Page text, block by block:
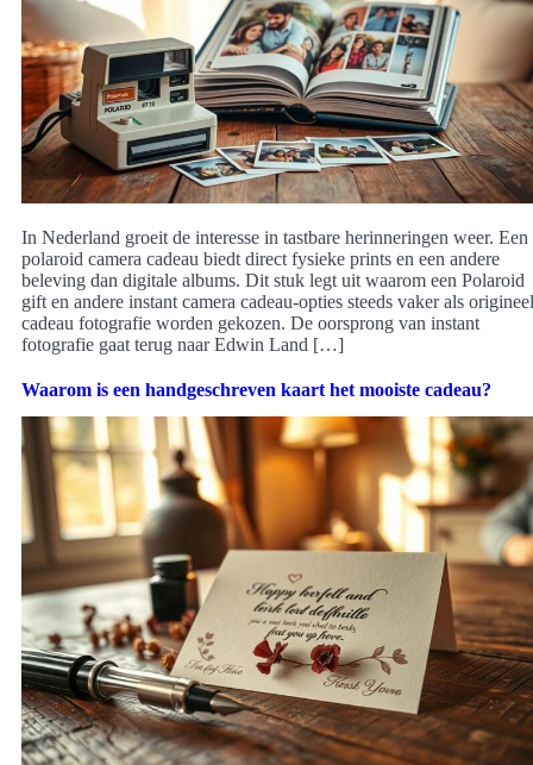
In Nederland groeit de interesse in tastbare herinneringen weer. Een
polaroid camera cadeau biedt direct fysieke prints en een andere
beleving dan digitale albums. Dit stuk legt uit waarom een Polaroid
gift en andere instant camera cadeau-opties steeds vaker als origineel
cadeau fotografie worden gekozen. De oorsprong van instant
fotografie gaat terug naar Edwin Land […]
Waarom is een handgeschreven kaart het mooiste cadeau?